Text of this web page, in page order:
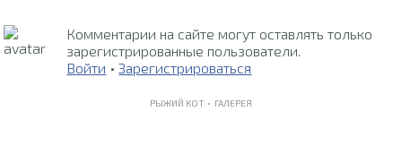
Комментарии на сайте могут оставлять только
зарегистрированные пользователи.
Войти •Зарегистрироваться
РЫЖИЙ КОТ • ГАЛЕРЕЯ